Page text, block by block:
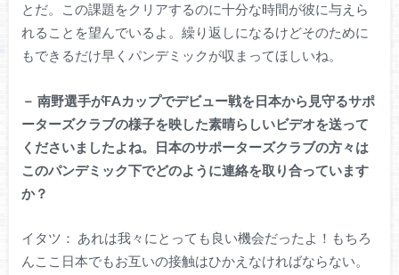
とだ。この課題をクリアするのに十分な時間が彼に与えら
れることを望んでいるよ。繰り返しになるけどそのために
もできるだけ早くパンデミックが収まってほしいね。
－ 南野選手がFAカップでデビュー戦を日本から見守るサポ
ーターズクラブの様子を映した素晴らしいビデオを送って
くださいましたよね。日本のサポーターズクラブの方々は
このパンデミック下でどのように連絡を取り合っています
か？
イタツ： あれは我々にとっても良い機会だったよ！もちろ
んここ日本でもお互いの接触はひかえなければならない。